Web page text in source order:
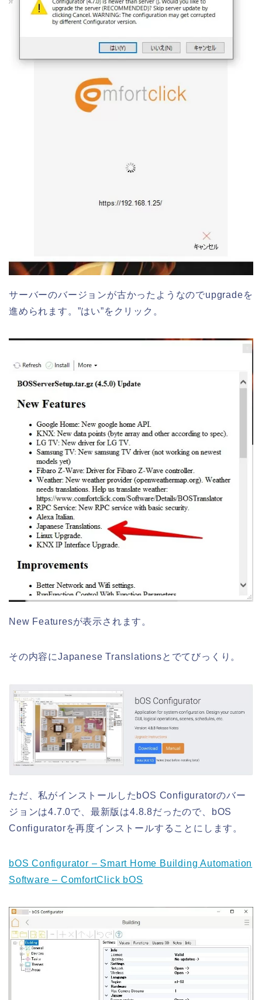
サーバーのバージョンが古かったようなのでupgradeを
進められます。”はい”をクリック。
New Featuresが表示されます。
その内容にJapanese Translationsとでてびっくり。
ただ、私がインストールしたbOS Configuratorのバー
ジョンは4.7.0で、最新版は4.8.8だったので、bOS
Configuratorを再度インストールすることにします。
bOS Configurator – Smart Home Building Automation
Software – ComfortClick bOS